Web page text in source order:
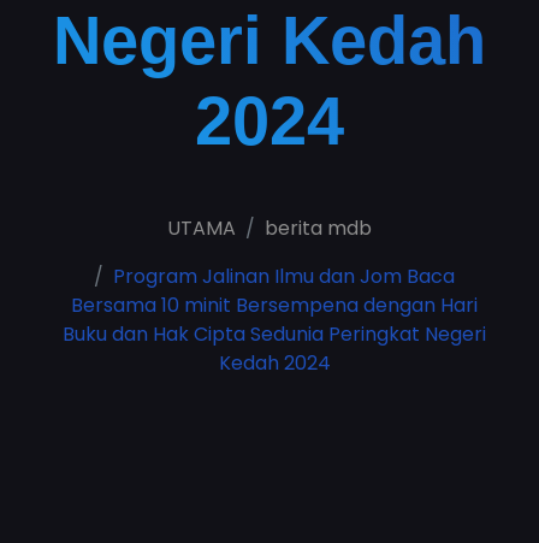
Negeri Kedah
2024
UTAMA
berita mdb
Program Jalinan Ilmu dan Jom Baca
Bersama 10 minit Bersempena dengan Hari
Buku dan Hak Cipta Sedunia Peringkat Negeri
Kedah 2024